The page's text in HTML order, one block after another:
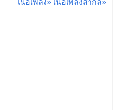
เนื้อเพลง» เนื้อเพลงสากล»